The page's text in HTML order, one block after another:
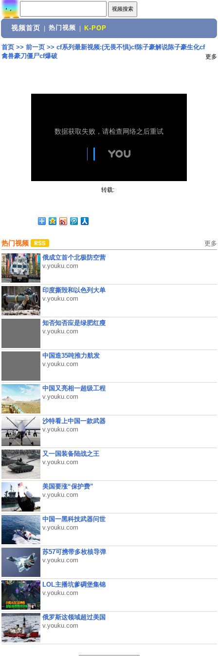
视频首页 热门视频 K-POP
首页>> 前一页>> cf系列最新视频:(无畏不惧)cf陈子豪解说陈子豪生化cf
禽兽豪刀僵尸cf爆破
更多
转载:
热门视频 更多
俄成立首个北极防空营
v.youku.com
印度撕毁和以色列大单
v.youku.com
知否知否应是绿肥红瘦
v.youku.com
中国造35吨推力航发
v.youku.com
中国又亮相一超级工程
v.youku.com
沙特看上中国一款武器
v.youku.com
又一国装备陆战之王
v.youku.com
美国要涨“保护费”
v.youku.com
中国一黑科技武器问世
v.youku.com
苏57可携带多枚核导弹
v.youku.com
LOL主播坑爹碉堡集锦
v.youku.com
俄罗斯这领域超过美国
v.youku.com